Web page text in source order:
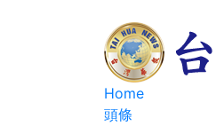
Home
頭條